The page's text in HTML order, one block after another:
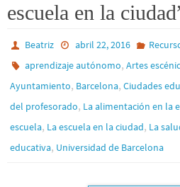
escuela en la
Beatriz abril 22, 2016
aprendizaje autónomo,Artes
Ayuntamiento, Barcelona, Ciudades
del profesorado, La alimentación en la
escuela, La escuela en la ciudad, La
educativa, Universidad de Barcelona